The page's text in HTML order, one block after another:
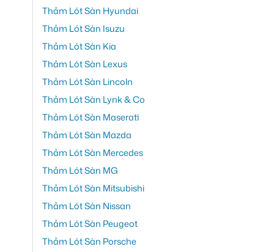
Thảm Lót Sàn Hyundai
Thảm Lót Sàn Isuzu
Thảm Lót Sàn Kia
Thảm Lót Sàn Lexus
Thảm Lót Sàn Lincoln
Thảm Lót Sàn Lynk & Co
Thảm Lót Sàn Maserati
Thảm Lót Sàn Mazda
Thảm Lót Sàn Mercedes
Thảm Lót Sàn MG
Thảm Lót Sàn Mitsubishi
Thảm Lót Sàn Nissan
Thảm Lót Sàn Peugeot
Thảm Lót Sàn Porsche